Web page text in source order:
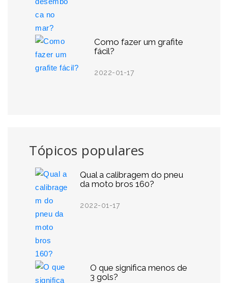
Como fazer um grafite
fácil?
2022-01-17
Tópicos populares
Qual a calibragem do pneu
da moto bros 160?
2022-01-17
O que significa menos de
3 gols?